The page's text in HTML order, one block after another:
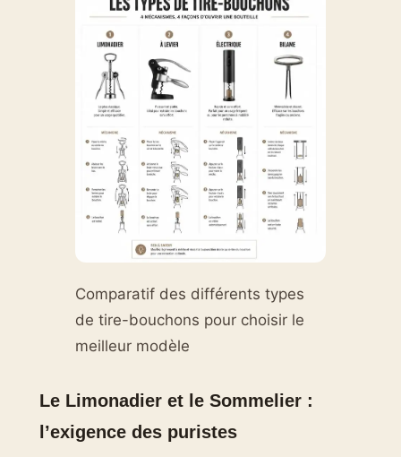
Comparatif des différents types
de tire-bouchons pour choisir le
meilleur modèle
Le Limonadier et le Sommelier :
l’exigence des puristes